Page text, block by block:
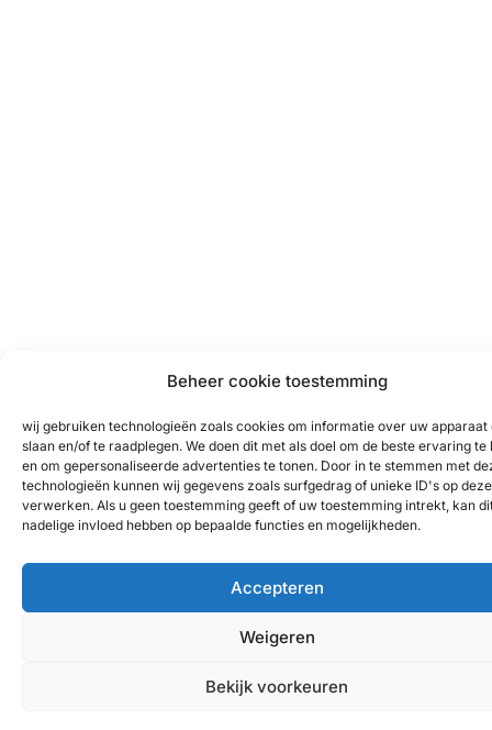
Beheer cookie toestemming
wij gebruiken technologieën zoals cookies om informatie over uw apparaat
slaan en/of te raadplegen. We doen dit met als doel om de beste ervaring te
en om gepersonaliseerde advertenties te tonen. Door in te stemmen met
technologieën kunnen wij gegevens zoals surfgedrag of unieke ID's op
verwerken. Als u geen toestemming geeft of uw toestemming intrekt, kan
nadelige invloed hebben op bepaalde functies en mogelijkheden.
Accepteren
Weigeren
Bekijk voorkeuren